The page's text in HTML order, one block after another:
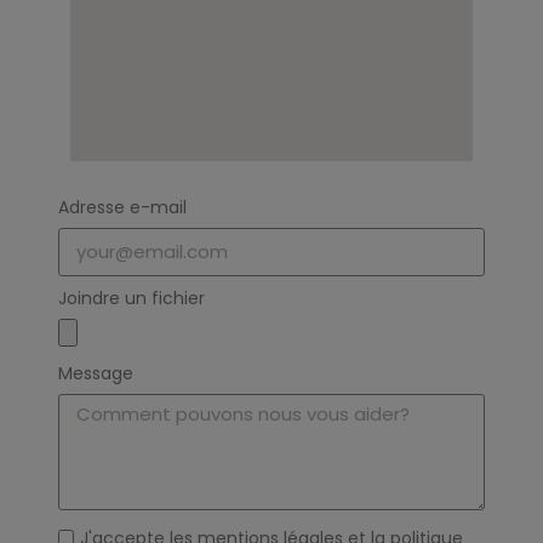
Adresse e-mail
Joindre un fichier
Message
J'accepte les mentions légales et la politique